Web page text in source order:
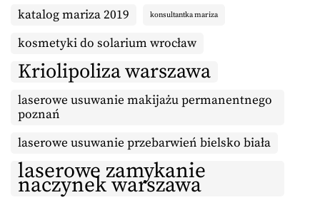
katalog mariza 2019 konsultantka mariza
kosmetyki do solarium wrocław
Kriolipoliza warszawa
laserowe usuwanie makijażu permanentnego
poznań
laserowe usuwanie przebarwień bielsko biała
laserowe zamykanie
naczynek warszawa